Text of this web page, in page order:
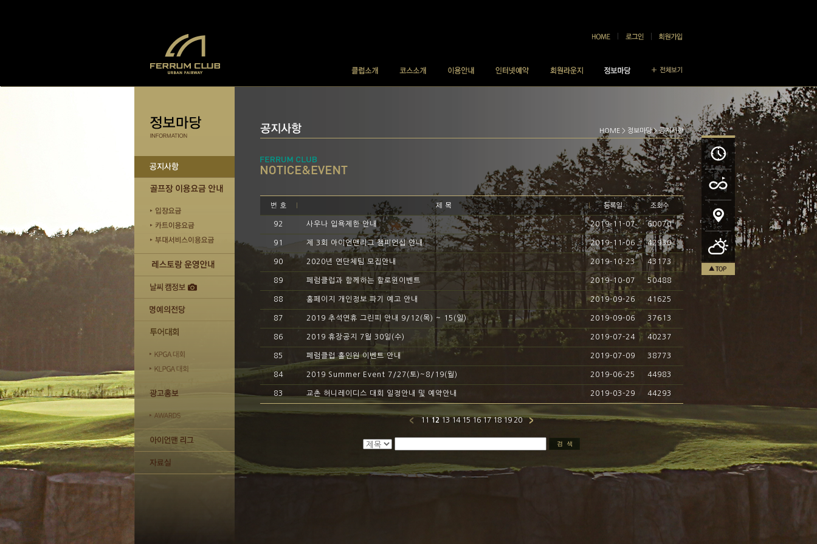
HOME> 정보마당> 공지사항
92 사우나 입욕제한 안내 2019-11-07 60070
91 제 3회 아이언맨리그 챔피언십 안내 2019-11-06 42930
90 2020년 연단체팀 모집안내 2019-10-23 43173
89 페럼클럽과 함께하는 할로윈이벤트 2019-10-07 50488
88 홈페이지 개인정보 파기 예고 안내 2019-09-26 41625
87 2019 추석연휴 그린피 안내 9/12(목) ~ 15(일) 2019-09-06 37613
86 2019 휴장공지 7월 30일(수) 2019-07-24 40237
85 페럼클럽 홀인원 이벤트 안내 2019-07-09 38773
84 2019 Summer Event 7/27(토)~8/19(월) 2019-06-25 44983
83 교촌 허니레이디스 대회 일정안내 및 예약안내 2019-03-29 44293
11 12 13 14 15 16 17 18 19 20